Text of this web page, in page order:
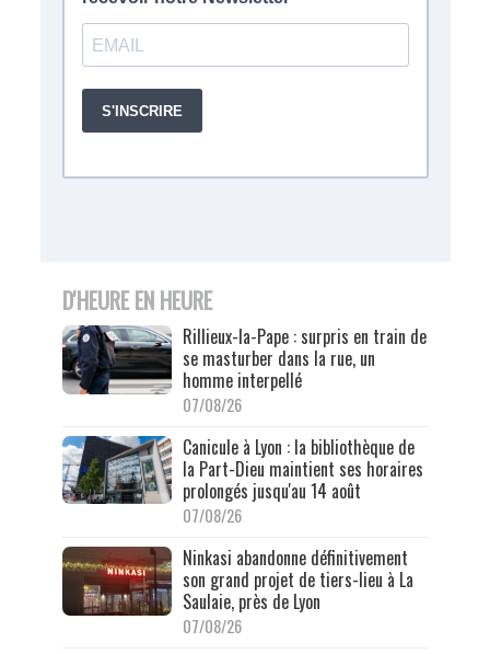
D'HEURE EN HEURE
Rillieux-la-Pape : surpris en train de
se masturber dans la rue, un
homme interpellé
07/08/26
Canicule à Lyon : la bibliothèque de
la Part-Dieu maintient ses horaires
prolongés jusqu'au 14 août
07/08/26
Ninkasi abandonne définitivement
son grand projet de tiers-lieu à La
Saulaie, près de Lyon
07/08/26